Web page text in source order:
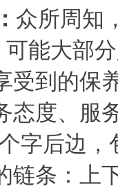
众所周知
能大部
受到的保
态度、服
字后边
链条：上